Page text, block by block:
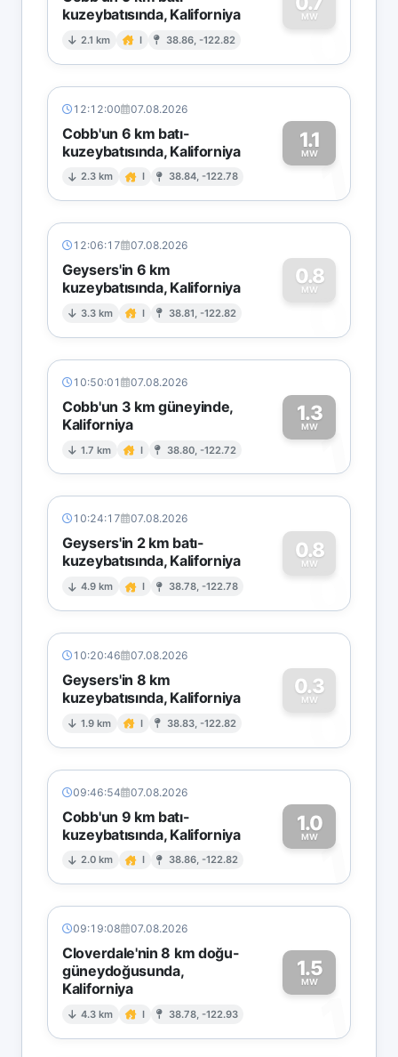
kuzeybatısında, Kaliforniya
2.1 km I 38.86, -122.82
MW
0
12:12:00 07.08.2026
Cobb'un 6 km batı-
kuzeybatısında, Kaliforniya
2.3 km I 38.84, -122.78
1.1
MW1
12:06:17 07.08.2026
Geysers'in 6 km
kuzeybatısında, Kaliforniya
3.3 km I 38.81, -122.82
0.8
MW
0
10:50:01 07.08.2026
Cobb'un 3 km güneyinde,
Kaliforniya
1.7 km I 38.80, -122.72
1.3
MW1
10:24:17 07.08.2026
Geysers'in 2 km batı-
kuzeybatısında, Kaliforniya
4.9 km I 38.78, -122.78
0.8
MW
0
10:20:46 07.08.2026
Geysers'in 8 km
kuzeybatısında, Kaliforniya
1.9 km I 38.83, -122.82
0.3
MW
0
09:46:54 07.08.2026
Cobb'un 9 km batı-
kuzeybatısında, Kaliforniya
2.0 km I 38.86, -122.82
1.0
MW1
09:19:08 07.08.2026
Cloverdale'nin 8 km doğu-
güneydoğusunda,
Kaliforniya
4.3 km I 38.78, -122.93
1.5
MW
1